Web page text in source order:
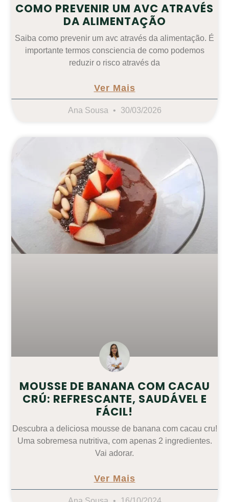
COMO PREVENIR UM AVC ATRAVÉS
DA ALIMENTAÇÃO
Saiba como prevenir um avc através da alimentação. É
importante termos consciencia de como podemos
reduzir o risco através da
Ver Mais
Ana Sousa 30/03/2026
MOUSSE DE BANANA COM CACAU
CRÚ: REFRESCANTE, SAUDÁVEL E
FÁCIL!
Descubra a deliciosa mousse de banana com cacau cru!
Uma sobremesa nutritiva, com apenas 2 ingredientes.
Vai adorar.
Ver Mais